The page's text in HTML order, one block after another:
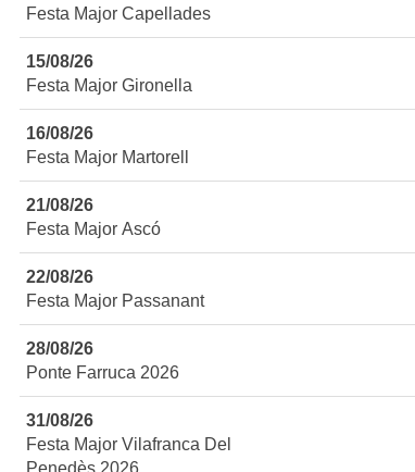
Festa Major Capellades
15/08/26
Festa Major Gironella
16/08/26
Festa Major Martorell
21/08/26
Festa Major Ascó
22/08/26
Festa Major Passanant
28/08/26
Ponte Farruca 2026
31/08/26
Festa Major Vilafranca Del